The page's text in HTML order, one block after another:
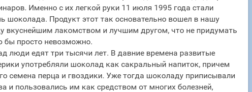
Именно с их легкой руки 11 июля 1995 года стали
шоколада. Продукт этот так основательно вошел в нашу
вкуснейшим лакомством и лучшим другом, что не придумать
бы просто невозможно.
люди едят три тысячи лет. В давние времена развитые
употребляли шоколад как сакральный напиток, причем
семена перца и гвоздики. Уже тогда шоколаду приписывали
и пользовались им как средством от многих болезней,